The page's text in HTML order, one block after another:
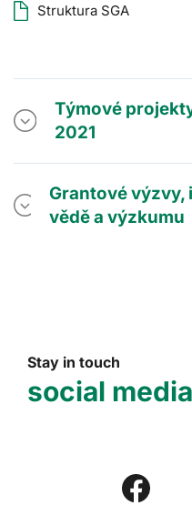
Struktura SGA
Týmové
2021
Grantové výzvy,
vědě a výzkumu
Stay in touch
social media